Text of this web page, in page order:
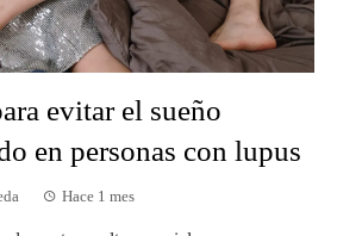
evitar el sueño
en personas con lupus
Hace 1 mes